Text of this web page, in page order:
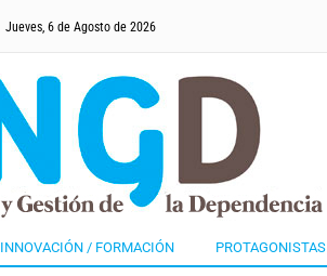
Jueves, 6 de Agosto de 2026
INNOVACIÓN / FORMACIÓN PROTAGONISTAS